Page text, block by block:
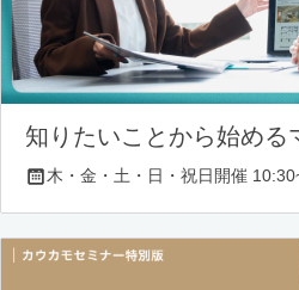
知りたいことから始める